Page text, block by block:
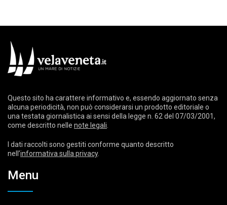
Questo sito ha carattere informativo e, essendo aggiornato senza
alcuna periodicità, non può considerarsi un prodotto editoriale o
una testata giornalistica ai sensi della legge n. 62 del 07/03/2001,
come descritto nelle note legali
I dati raccolti sono gestiti conforme quanto descritto
nell’informativa sulla privacy.
Menu